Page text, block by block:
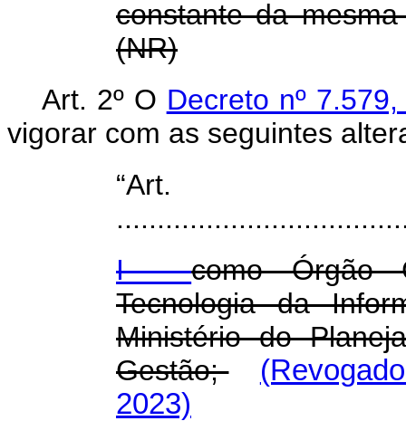
constante da
(NR)
Art. 2º O Decreto nº
vigorar com as seguintes
I -como Órgão
Tecnologia da
Ministério do
Gestão;
2023)